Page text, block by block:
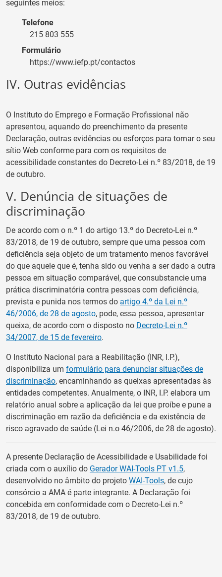
seguintes meios:
Telefone
215 803 555
Formulário
https://www.iefp.pt/contactos
IV. Outras evidências
O Instituto do Emprego e Formação Profissional não
apresentou, aquando do preenchimento da presente
Declaração, outras evidências ou esforços para tornar o seu
sítio Web conforme para com os requisitos de
acessibilidade constantes do Decreto-Lei n.º 83/2018, de 19
de outubro.
V. Denúncia de situações de
discriminação
De acordo com o n.º 1 do artigo 13.º do Decreto-Lei n.º
83/2018, de 19 de outubro, sempre que uma pessoa com
deficiência seja objeto de um tratamento menos favorável
do que aquele que é, tenha sido ou venha a ser dado a outra
pessoa em situação comparável, que consubstancie uma
prática discriminatória contra pessoas com deficiência,
prevista e punida nos termos do artigo 4.º da Lei n.º
46/2006, de 28 de agosto, pode, essa pessoa, apresentar
queixa, de acordo com o disposto no Decreto-Lei n.º
34/2007, de 15 de fevereiro.
O Instituto Nacional para a Reabilitação (INR, I.P.),
disponibiliza um formulário para denunciar situações de
discriminação, encaminhando as queixas apresentadas às
entidades competentes. Anualmente, o INR, I.P. elabora um
relatório anual sobre a aplicação da lei que proíbe e pune a
discriminação em razão da deficiência e da existência de
risco agravado de saúde (Lei n.o 46/2006, de 28 de agosto).
A presente Declaração de Acessibilidade e Usabilidade foi
criada com o auxílio do Gerador WAI-Tools PT v1.5,
desenvolvido no âmbito do projeto WAI-Tools, de cujo
consórcio a AMA é parte integrante. A Declaração foi
concebida em conformidade com o Decreto-Lei n.º
83/2018, de 19 de outubro.